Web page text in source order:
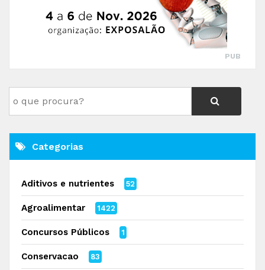
PUB
Categorias
Aditivos e nutrientes 52
Agroalimentar 1422
Concursos Públicos 1
Conservacao 83